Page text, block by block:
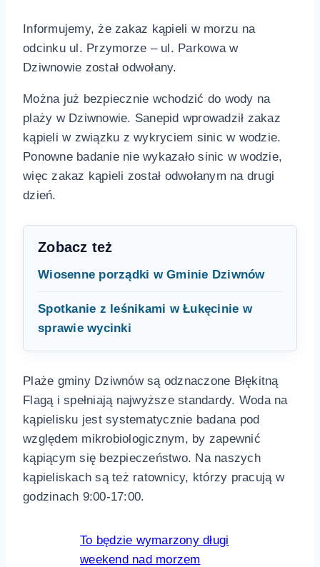
Informujemy, że zakaz kąpieli w morzu na
odcinku ul. Przymorze – ul. Parkowa w
Dziwnowie został odwołany.
Można już bezpiecznie wchodzić do wody na
plaży w Dziwnowie. Sanepid wprowadził zakaz
kąpieli w związku z wykryciem sinic w wodzie.
Ponowne badanie nie wykazało sinic w wodzie,
więc zakaz kąpieli został odwołanym na drugi
dzień.
Zobacz też
Wiosenne porządki w Gminie Dziwnów
Spotkanie z leśnikami w Łukęcinie w
sprawie wycinki
Plaże gminy Dziwnów są odznaczone Błękitną
Flagą i spełniają najwyższe standardy. Woda na
kąpielisku jest systematycznie badana pod
względem mikrobiologicznym, by zapewnić
kąpiącym się bezpieczeństwo. Na naszych
kąpieliskach są też ratownicy, którzy pracują w
godzinach 9:00-17:00.
To będzie wymarzony długi
weekend nad morzem